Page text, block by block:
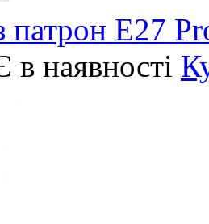
патрон E27
в наявності